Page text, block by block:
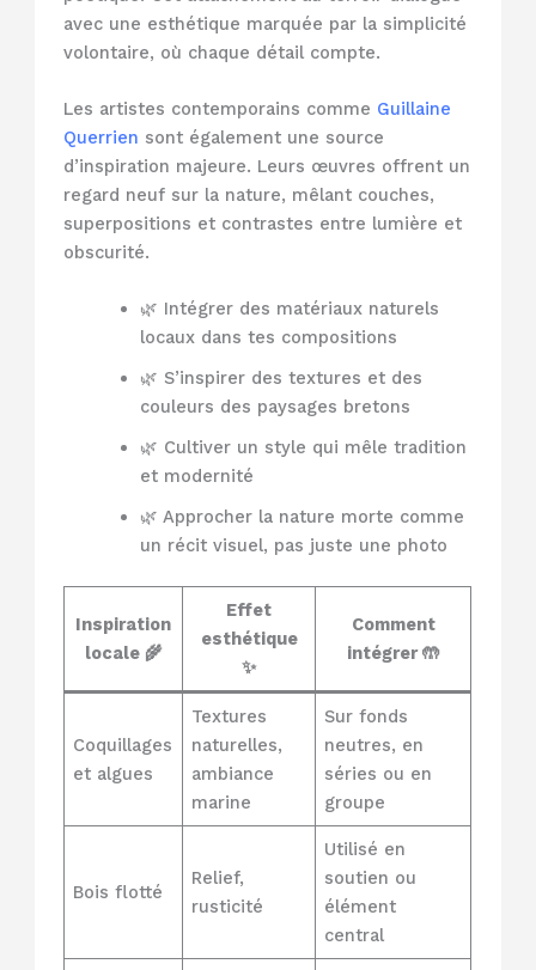
avec une esthétique marquée par la simplicité
volontaire, où chaque détail compte.
Les artistes contemporains comme Guillaine
Querrien sont également une source
d’inspiration majeure. Leurs œuvres offrent un
regard neuf sur la nature, mêlant couches,
superpositions et contrastes entre lumière et
obscurité.
🌿 Intégrer des matériaux naturels
locaux dans tes compositions
🌿 S’inspirer des textures et des
couleurs des paysages bretons
🌿 Cultiver un style qui mêle tradition
et modernité
🌿 Approcher la nature morte comme
un récit visuel, pas juste une photo
Inspiration
locale 🌾
Effet
esthétique
✨
Comment
intégrer 🤲
Coquillages
et algues
Textures
naturelles,
ambiance
marine
Sur fonds
neutres, en
séries ou en
groupe
Bois flotté
Relief,
rusticité
Utilisé en
soutien ou
élément
central